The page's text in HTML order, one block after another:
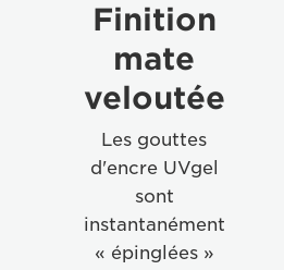
Finition
mate
veloutée
Les gouttes
d'encre UVgel
sont
instantanément
« épinglées »